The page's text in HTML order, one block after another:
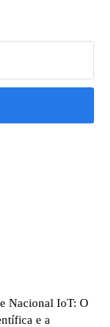
Nacional IoT: O
e a